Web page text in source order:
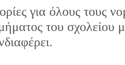
για όλους τους
του